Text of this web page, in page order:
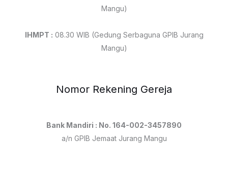
Mangu)
IHMPT : 08.30 WIB (Gedung Serbaguna GPIB Jurang
Mangu)
Nomor Rekening Gereja
Bank Mandiri : No. 164-002-3457890
a/n GPIB Jemaat Jurang Mangu